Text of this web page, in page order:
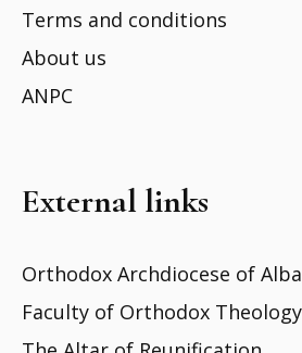
Terms and conditions
About us
ANPC
External links
Orthodox Archdiocese of
Faculty of Orthodox Theology